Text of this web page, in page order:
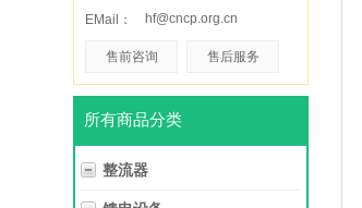
EMail： hf@cncp.org.cn
售前咨询 售后服务
所有商品分类
整流器